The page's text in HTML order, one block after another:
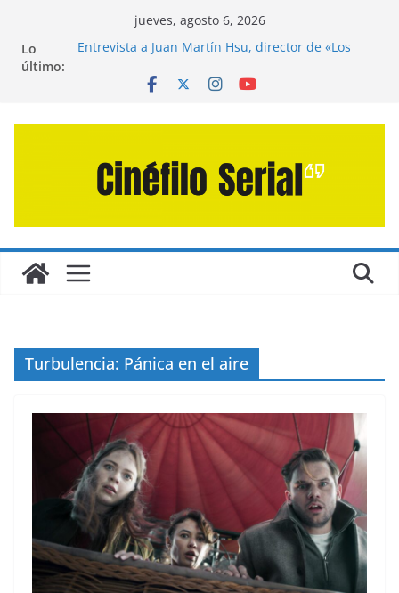
contenido
jueves, agosto 6, 2026
Lo
último:
Entrevista a Juan Martín Hsu, director de «Los
Crítica de «El Día D: Bajo Presión» de Anthony
Crítica de «Engendro» de Hanna Bergholm (2026)
Crítica de «La Odisea» de Christopher Nolan
(2026)
Turbulencia: Pánica en el aire